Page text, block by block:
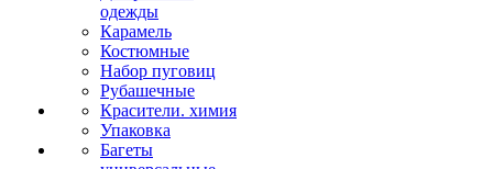
одежды
Карамель
Костюмные
Набор пуговиц
Рубашечные
Красители. химия
Упаковка
Багеты